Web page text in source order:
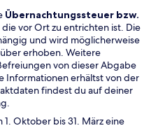
Übernachtungssteuer bzw.
die vor Ort zu entrichten ist. Die
und wird möglicherweise
erhoben. Weitere
von dieser Abgabe
Informationen erhältst von der
findest du auf deiner
Oktober bis 31. März eine